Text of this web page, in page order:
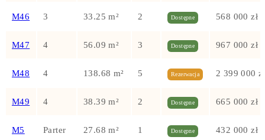
M46 3 33.25 m² 2 Dostępne 568 000 zł
M47 4 56.09 m² 3 Dostępne 967 000 zł
M48 4 138.68 m² 5 Rezerwacja 2 399 000 zł
M49 4 38.39 m² 2 Dostępne 665 000 zł
M5 Parter 27.68 m² 1 Dostępne 432 000 zł